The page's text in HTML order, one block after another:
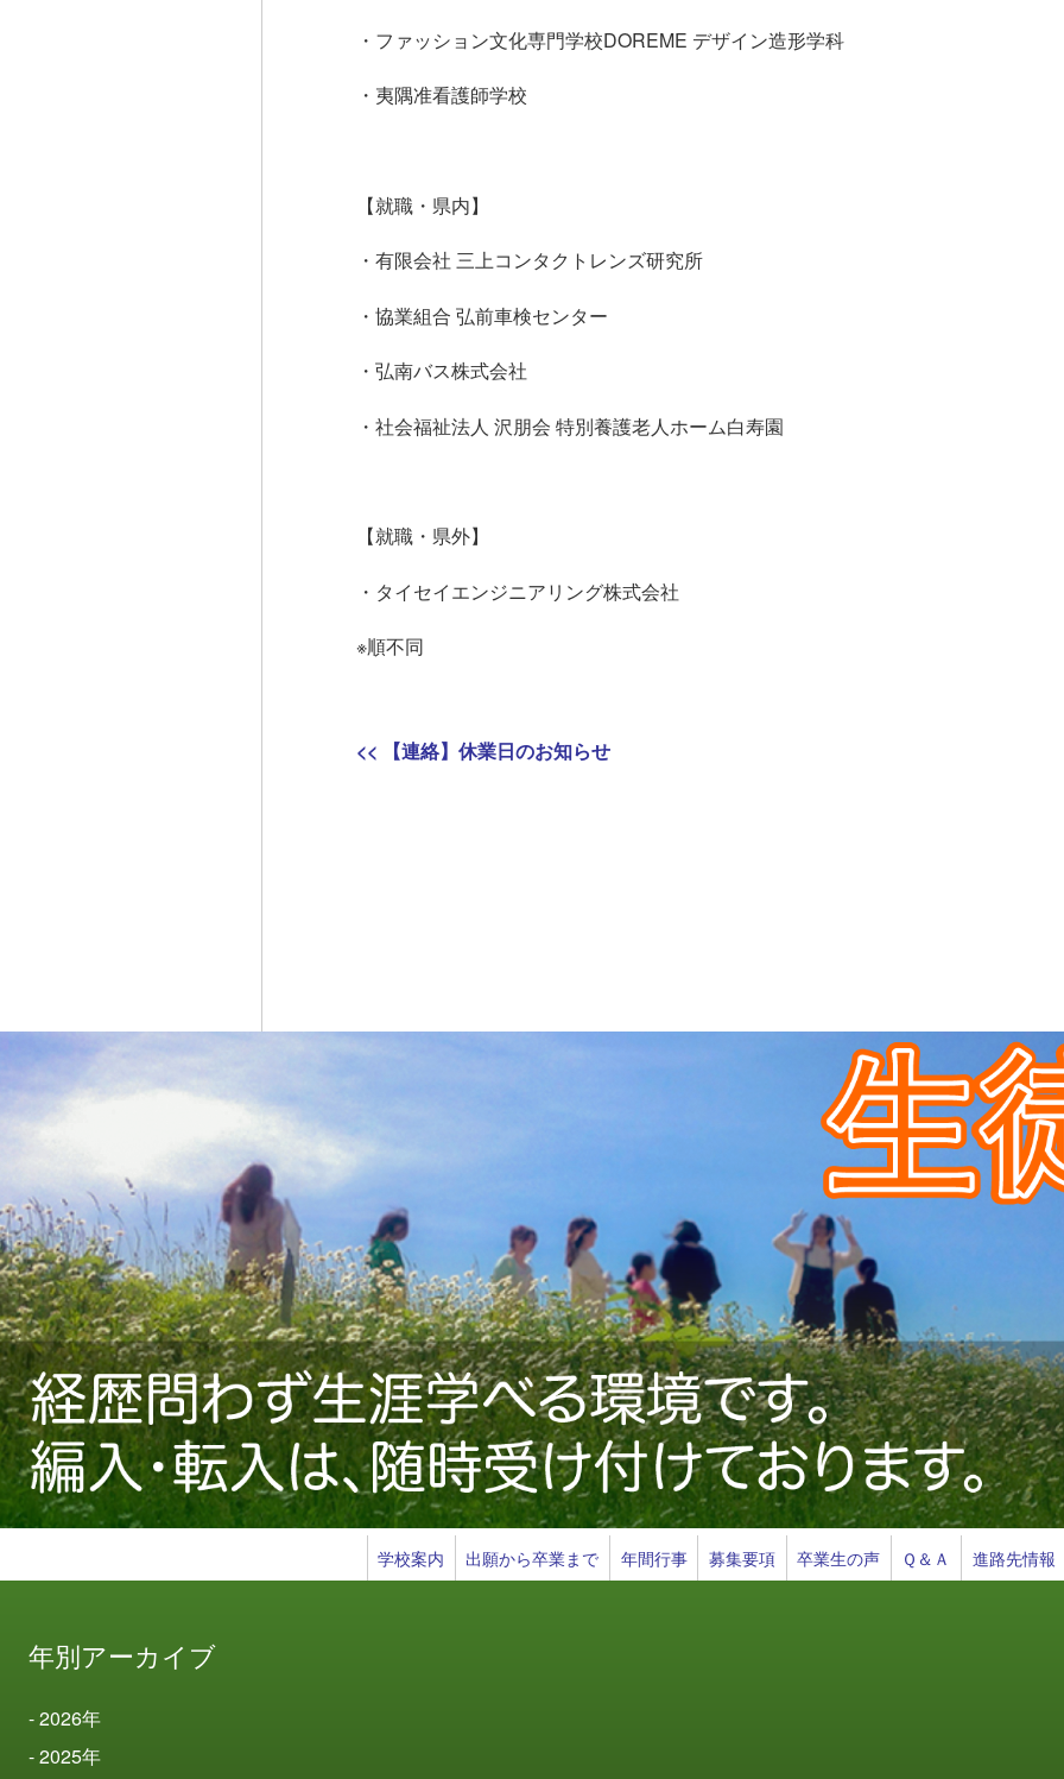
・ファッション文化専門学校DOREME デザイン造形学科
・夷隅准看護師学校
【就職・県内】
・有限会社 三上コンタクトレンズ研究所
・協業組合 弘前車検センター
・弘南バス株式会社
・社会福祉法人 沢朋会 特別養護老人ホーム白寿園
【就職・県外】
・タイセイエンジニアリング株式会社
※順不同
投
シ
ョ
<<
Previous
【連絡】休業日のお知らせ
学校案内 出願から卒業まで 年間行事 募集要項 卒業生の声 Ｑ＆Ａ 進路先情報
年別アーカイブ
2026年
2025年